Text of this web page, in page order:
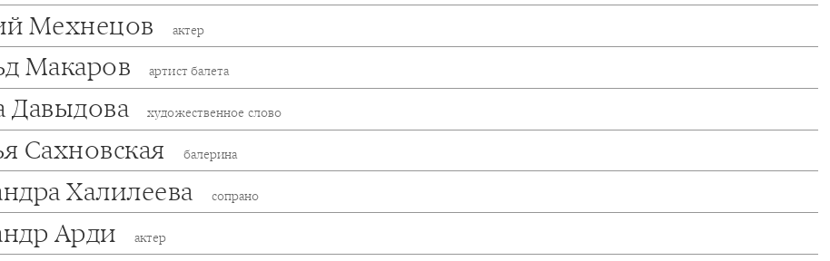
Мехнецов актер
Макаров артист балета
Давыдова художественное слово
Сахновская балерина
Халилеева сопрано
Арди актер